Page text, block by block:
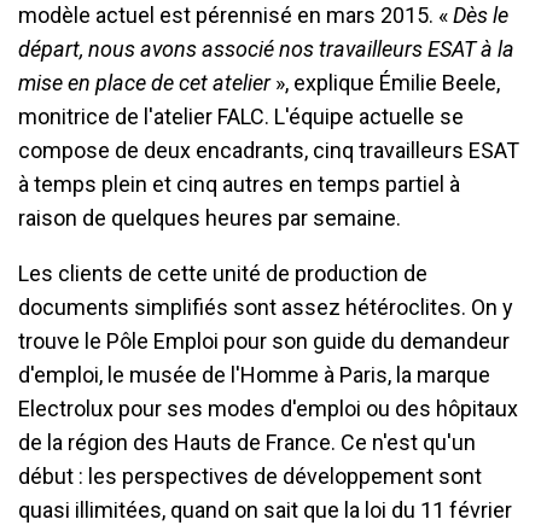
modèle actuel est pérennisé en mars 2015. «Dès le
départ, nous avons associé nos travailleurs ESAT à la
mise en place de cet atelier», explique Émilie Beele,
monitrice de l'atelier FALC. L'équipe actuelle se
compose de deux encadrants, cinq travailleurs ESAT
à temps plein et cinq autres en temps partiel à
raison de quelques heures par semaine.
Les clients de cette unité de production de
documents simplifiés sont assez hétéroclites. On y
trouve le Pôle Emploi pour son guide du demandeur
d'emploi, le musée de l'Homme à Paris, la marque
Electrolux pour ses modes d'emploi ou des hôpitaux
de la région des Hauts de France. Ce n'est qu'un
début : les perspectives de développement sont
quasi illimitées, quand on sait que la loi du 11 février